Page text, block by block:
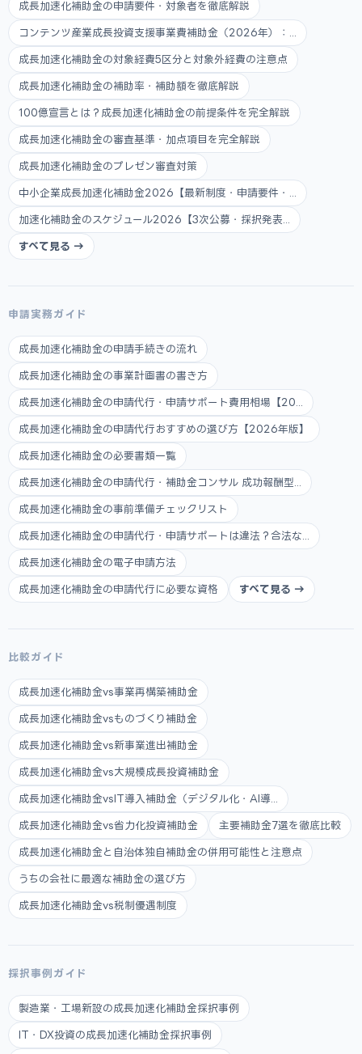
成長加速化補助金の申請要件・対象者を徹底解説
コンテンツ産業成長投資支援事業費補助金（2026年）：...
成長加速化補助金の対象経費5区分と対象外経費の注意点
成長加速化補助金の補助率・補助額を徹底解説
100億宣言とは？成長加速化補助金の前提条件を完全解説
成長加速化補助金の審査基準・加点項目を完全解説
成長加速化補助金のプレゼン審査対策
中小企業成長加速化補助金2026【最新制度・申請要件・...
加速化補助金のスケジュール2026【3次公募・採択発表...
すべて見る →
申請実務ガイド
成長加速化補助金の申請手続きの流れ
成長加速化補助金の事業計画書の書き方
成長加速化補助金の申請代行・申請サポート費用相場【20...
成長加速化補助金の申請代行おすすめの選び方【2026年版】
成長加速化補助金の必要書類一覧
成長加速化補助金の申請代行・補助金コンサル 成功報酬型...
成長加速化補助金の事前準備チェックリスト
成長加速化補助金の申請代行・申請サポートは違法？合法な...
成長加速化補助金の電子申請方法
成長加速化補助金の申請代行に必要な資格 すべて見る →
比較ガイド
成長加速化補助金vs事業再構築補助金
成長加速化補助金vsものづくり補助金
成長加速化補助金vs新事業進出補助金
成長加速化補助金vs大規模成長投資補助金
成長加速化補助金vsIT導入補助金（デジタル化・AI導...
成長加速化補助金vs省力化投資補助金 主要補助金7選を徹底比較
成長加速化補助金と自治体独自補助金の併用可能性と注意点
うちの会社に最適な補助金の選び方
成長加速化補助金vs税制優遇制度
採択事例ガイド
製造業・工場新設の成長加速化補助金採択事例
IT・DX投資の成長加速化補助金採択事例